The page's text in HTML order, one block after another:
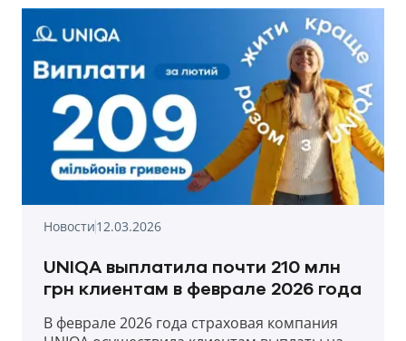
Новости12.03.2026
UNIQA выплатила почти 210 млн
грн клиентам в феврале 2026 года
В феврале 2026 года страховая компания